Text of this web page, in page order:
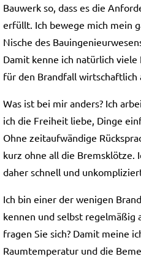
Bauwerk so, dass es die
erfüllt. Ich bewege mich mein
Nische des
Damit kenne ich natürlich
für den Brandfall wirtschaftlich
Was ist bei mir anders? Ich
ich die Freiheit liebe, Dinge
Ohne zeitaufwändige
kurz ohne all die Bremsklötze.
daher schnell und
Ich bin einer der wenigen
kennen und selbst regelmäßig
fragen Sie sich? Damit meine
Raumtemperatur und die